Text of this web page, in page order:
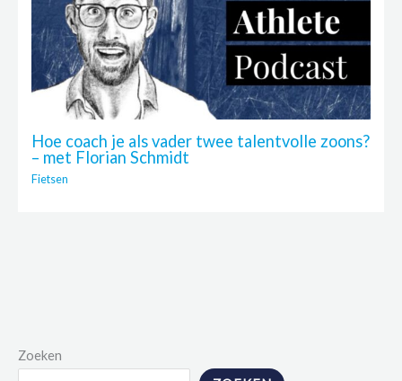
Zoeken
Hoe coach je als vader twee talentvolle zoons?
– met Florian Schmidt
Fietsen